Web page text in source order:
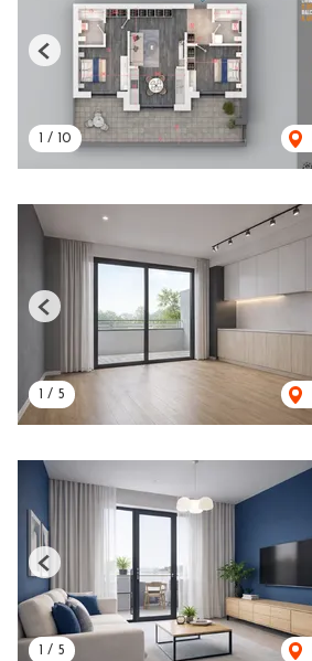
1 / 10
Previous
1 / 5
Previous
1 / 5
Previous